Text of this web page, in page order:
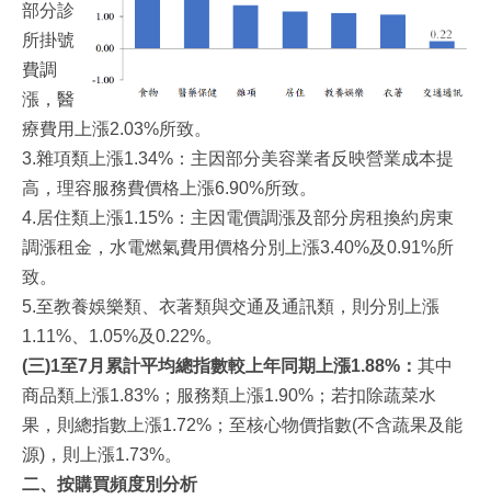
部分診
所掛號
費調
漲，醫
療費用上漲2.03%所致。
3.雜項類上漲1.34%：主因部分美容業者反映營業成本提
高，理容服務費價格上漲6.90%所致。
4.居住類上漲1.15%：主因電價調漲及部分房租換約房東
調漲租金，水電燃氣費用價格分別上漲3.40%及0.91%所
致。
5.至教養娛樂類、衣著類與交通及通訊類，則分別上漲
1.11%、1.05%及0.22%。
(三)1至7月累計平均總指數較上年同期上漲1.88%： 其中
商品類上漲1.83%；服務類上漲1.90%；若扣除蔬菜水
果，則總指數上漲1.72%；至核心物價指數(不含蔬果及能
源)，則上漲1.73%。
二、按購買頻度別分析